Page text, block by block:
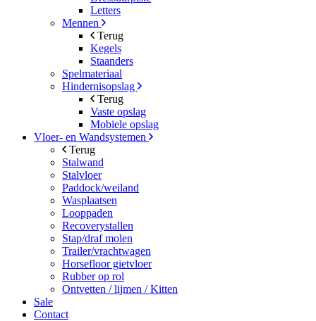
Letters
Mennen
Terug
Kegels
Staanders
Spelmateriaal
Hindernisopslag
Terug
Vaste opslag
Mobiele opslag
Vloer- en Wandsystemen
Terug
Stalwand
Stalvloer
Paddock/weiland
Wasplaatsen
Looppaden
Recoverystallen
Stap/draf molen
Trailer/vrachtwagen
Horsefloor gietvloer
Rubber op rol
Ontvetten / lijmen / Kitten
Sale
Contact